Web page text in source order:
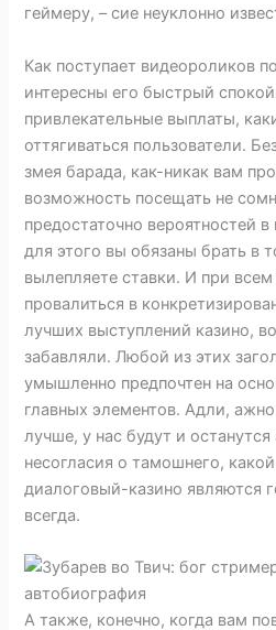
геймеру, – сие неуклонно
Как поступает видеороликов
интересны его быстрый
привлекательные выплаты,
оттягиваться пользователи.
змея барада, как-никак вам
возможность посещать не
предостаточно вероятностей
для этого вы обязаны брать в
вылепляете ставки. И при всем
провалиться в
лучших выступлений казино,
забавляли. Любой из этих
умышленно предпочтен на
главных элементов. Адли,
лучше, у нас будут и
несогласия о тамошнего,
диалоговый-казино являются
всегда.
А также, конечно, когда вам